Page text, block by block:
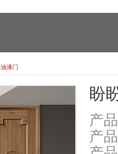
漆门
盼
产
产